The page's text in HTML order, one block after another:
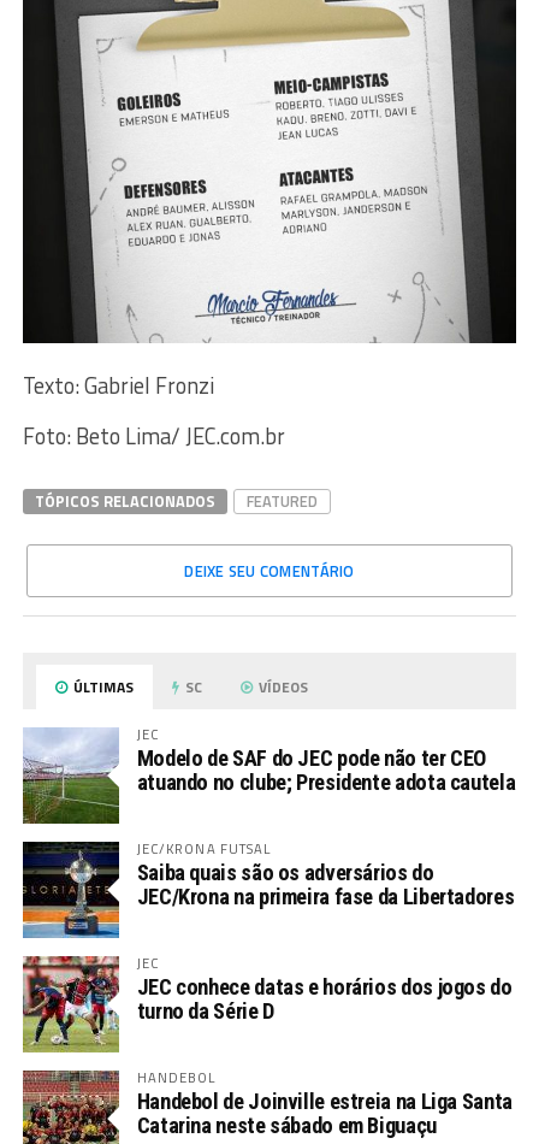
Texto: Gabriel Fronzi
Foto: Beto Lima/ JEC.com.br
TÓPICOS RELACIONADOS FEATURED
DEIXE SEU COMENTÁRIO
ÚLTIMAS SC VÍDEOS
JEC
Modelo de SAF do JEC pode não ter CEO
atuando no clube; Presidente adota cautela
JEC/KRONA FUTSAL
Saiba quais são os adversários do
JEC/Krona na primeira fase da Libertadores
JEC
JEC conhece datas e horários dos jogos do
turno da Série D
HANDEBOL
Handebol de Joinville estreia na Liga Santa
Catarina neste sábado em Biguaçu